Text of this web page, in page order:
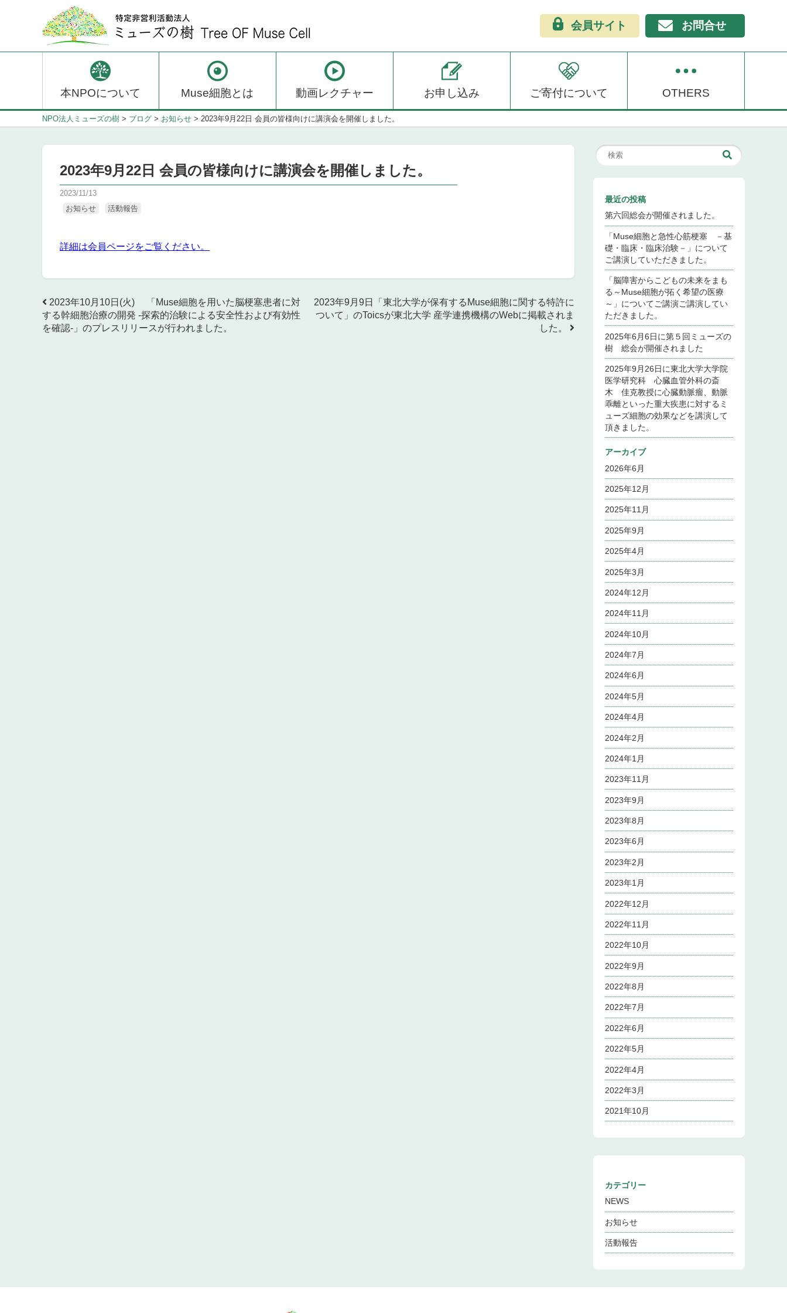
会員サイト お問合せ
本NPOについて Muse細胞とは 動画レクチャー お申し込み ご寄付について OTHERS
NPO法人ミューズの樹 > ブログ > お知らせ > 2023年9月22日 会員の皆様向けに講演会を開催しました。
2023年9月22日 会員の皆様向けに講演会を開催しました。
2023/11/13
お知らせ
活動報告
詳細は会員ページをご覧ください。
2023年10月10日(火) 「Muse細胞を用いた脳梗塞患者に対
する幹細胞治療の開発 -探索的治験による安全性および有効性
を確認-」のプレスリリースが行われました。
2023年9月9日「東北大学が保有するMuse細胞に関する特許に
ついて」のToicsが東北大学 産学連携機構のWebに掲載されま
した。
最近の投稿
第六回総会が開催されました。
「Muse細胞と急性心筋梗塞 －基
礎・臨床・臨床治験－」について
ご講演していただきました。
「脳障害からこどもの未来をまも
る～Muse細胞が拓く希望の医療
～」についてご講演ご講演してい
ただきました。
2025年6月6日に第５回ミューズの
樹 総会が開催されました
2025年9月26日に東北大学大学院
医学研究科 心臓血管外科の斎
木 佳克教授に心臓動脈瘤、動脈
乖離といった重大疾患に対するミ
ューズ細胞の効果などを講演して
頂きました。
アーカイブ
2026年6月
2025年12月
2025年11月
2025年9月
2025年4月
2025年3月
2024年12月
2024年11月
2024年10月
2024年7月
2024年6月
2024年5月
2024年4月
2024年2月
2024年1月
2023年11月
2023年9月
2023年8月
2023年6月
2023年2月
2023年1月
2022年12月
2022年11月
2022年10月
2022年9月
2022年8月
2022年7月
2022年6月
2022年5月
2022年4月
2022年3月
2021年10月
カテゴリー
NEWS
お知らせ
活動報告